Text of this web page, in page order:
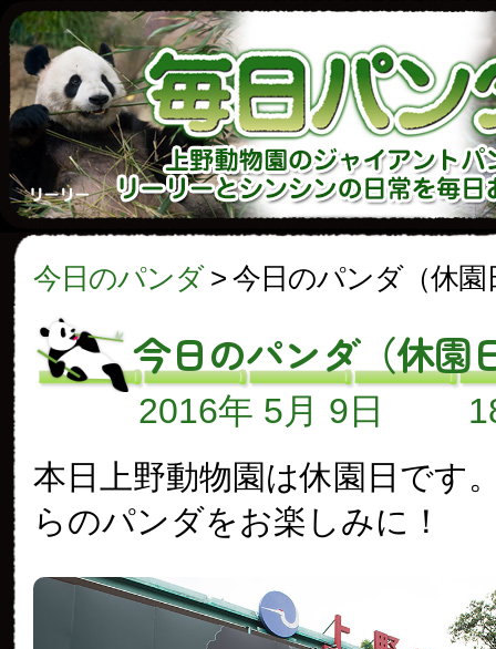
今日のパンダ> 今日のパンダ（休園
今日のパンダ（休園
2016年 5月 9日
本日上野動物園は休園日です
らのパンダをお楽しみに！